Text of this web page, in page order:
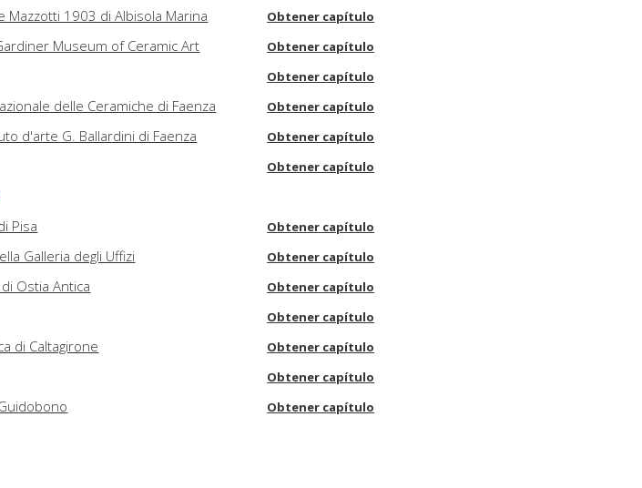
Mazzotti 1903 di Albisola Marina Obtener capítulo
Museum of Ceramic Art Obtener capítulo
Obtener capítulo
delle Ceramiche di Faenza Obtener capítulo
d'arte G. Ballardini di Faenza Obtener capítulo
Obtener capítulo
Pisa
Obtener capítulo
Galleria degli Uffizi Obtener capítulo
Ostia Antica Obtener capítulo
Obtener capítulo
di Caltagirone Obtener capítulo
Obtener capítulo
Obtener capítulo